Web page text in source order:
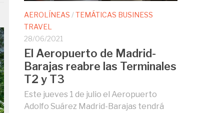
AEROLÍNEAS /TEMÁTICAS BUSINESS
TRAVEL
28/06/2021
El Aeropuerto de Madrid-
Barajas reabre las Terminales
T2 y T3
Este jueves 1 de julio el Aeropuerto
Adolfo Suárez Madrid-Barajas tendrá